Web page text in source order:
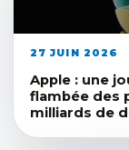
27 JUIN 2026
Apple : une
flambée des
milliards de